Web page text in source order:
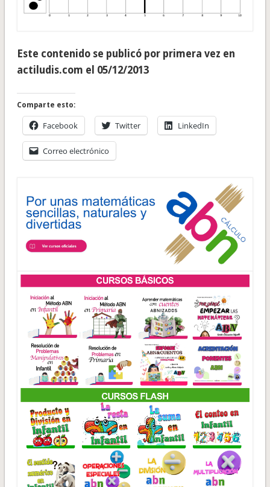
Este contenido se publicó por primera vez en
actiludis.com el 05/12/2013
Comparte esto:
Facebook Twitter LinkedIn
Correo electrónico